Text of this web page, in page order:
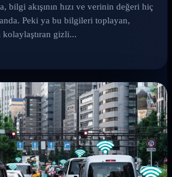
bilgi akışının hızı ve verinin değeri hiç
Peki ya bu bilgileri toplayan,
kolaylaştıran gizli...